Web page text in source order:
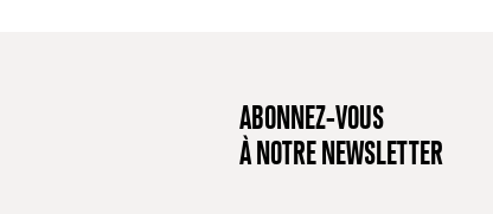
ABONNEZ-VOUS
À NOTRE NEWSLETTER